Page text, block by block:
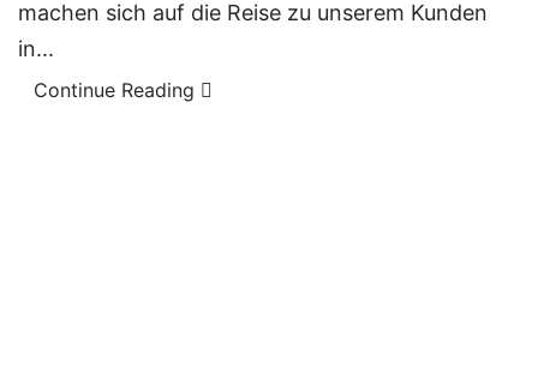
machen sich auf die Reise zu unserem Kunden
in...
Continue Reading